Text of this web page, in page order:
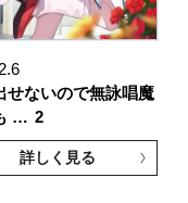
せないので無詠唱魔
… 2
詳しく見る